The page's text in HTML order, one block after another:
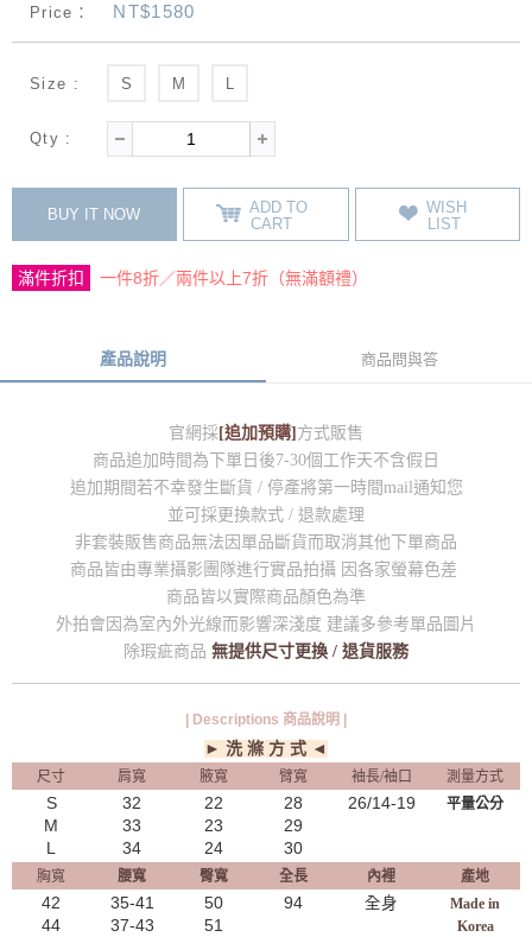
Price： NT$1580
Size : S M L
Qty :
BUY IT NOW
ADD TO
CART
WISH
LIST
滿件折扣 一件8折／兩件以上7折（無滿額禮）
產品說明 商品問與答
官網採[追加預購]方式販售
商品追加時間為下單日後7-30個工作天不含假日
追加期間若不幸發生斷貨 / 停產將第一時間mail通知您
並可採更換款式 / 退款處理
非套裝販售商品無法因單品斷貨而取消其他下單商品
商品皆由專業攝影團隊進行實品拍攝 因各家螢幕色差
商品皆以實際商品顏色為準
外拍會因為室內外光線而影響深淺度 建議多參考單品圖片
除瑕疵商品 無提供尺寸更換 / 退貨服務
| Descriptions 商品說明 |
► 洗 滌 方 式 ◄
尺寸 肩寬 腋寬 臂寬 袖長/袖口 測量方式
S
M
L
32
33
34
22
23
24
28
29
30
26/14-19 平量公分
胸寬 腰寬 臀寬 全長 內裡 產地
42
44
35-41
37-43
50
51
94 全身
Made in
Korea